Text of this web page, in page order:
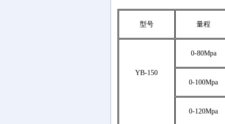
型号 量程
YB-150
0-80Mpa
0-100Mpa
0-120Mpa